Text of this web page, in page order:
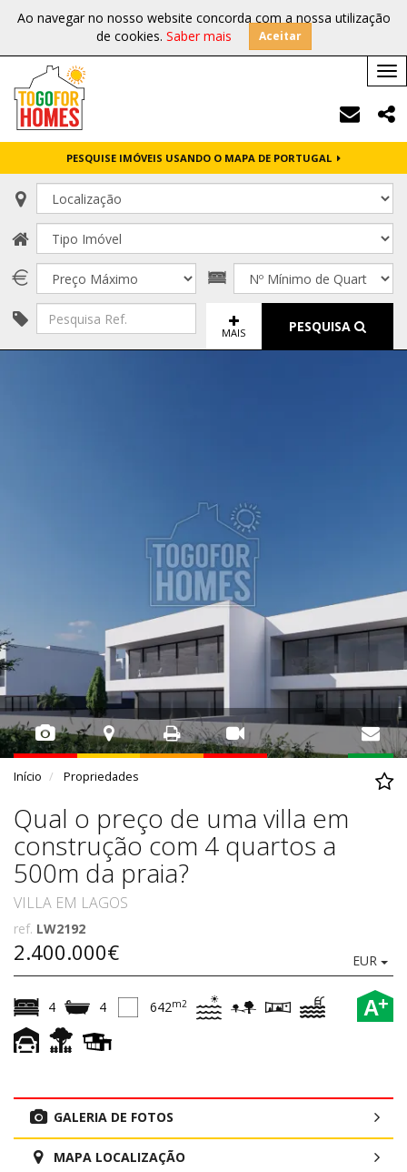
Ao navegar no nosso website concorda com a nossa utilização
de cookies. Saber mais Aceitar
PESQUISE IMÓVEIS USANDO O MAPA DE PORTUGAL
MAIS PESQUISA
Início Propriedades
Qual o preço de uma villa em
construção com 4 quartos a
500m da praia?
VILLA EM LAGOS
ref. LW2192
2.400.000€ EUR
A+
4 4 642m2
GALERIA DE FOTOS
MAPA LOCALIZAÇÃO